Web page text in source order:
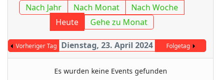
Nach Jahr Nach Monat
Nach Woche
Heute
Gehe zu Monat
Vorheriger Tag Dienstag, 23. April 2024 Folgetag
Es wurden keine Events gefunden